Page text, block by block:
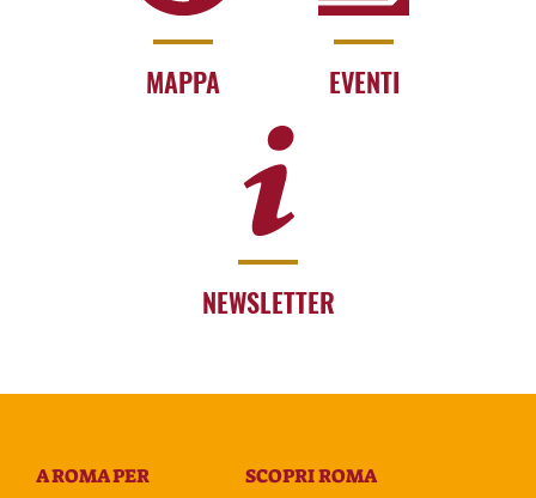
MAPPA EVENTI
NEWSLETTER
A ROMA PER SCOPRI ROMA